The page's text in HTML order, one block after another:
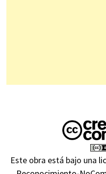
Este obra está bajo una